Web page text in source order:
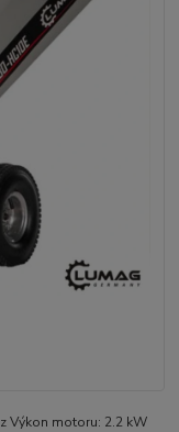
Výkon motoru: 2.2 kW